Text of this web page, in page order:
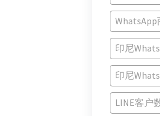
印尼
印尼
LINE客户